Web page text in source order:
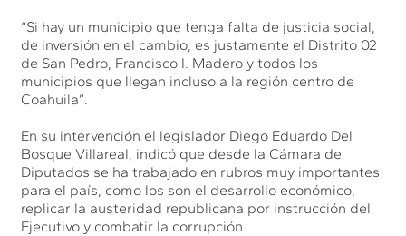
“Si hay un municipio que tenga falta de justicia social,
de inversión en el cambio, es justamente el Distrito 02
de San Pedro, Francisco I. Madero y todos los
municipios que llegan incluso a la región centro de
Coahuila”.
En su intervención el legislador Diego Eduardo Del
Bosque Villareal, indicó que desde la Cámara de
Diputados se ha trabajado en rubros muy importantes
para el país, como los son el desarrollo económico,
replicar la austeridad republicana por instrucción del
Ejecutivo y combatir la corrupción.